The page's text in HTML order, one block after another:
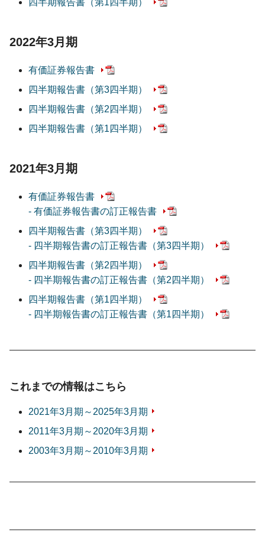
四半期報告書 （第1四半期）
2022年3月期
有価証券報告書
四半期報告書 （第3四半期）
四半期報告書 （第2四半期）
四半期報告書 （第1四半期）
2021年3月期
有価証券報告書
- 有価証券報告書の訂正報告書
四半期報告書 （第3四半期）
- 四半期報告書の訂正報告書 （第3四半期）
四半期報告書 （第2四半期）
- 四半期報告書の訂正報告書 （第2四半期）
四半期報告書 （第1四半期）
- 四半期報告書の訂正報告書 （第1四半期）
これまでの情報はこちら
2021年3月期～2025年3月期
2011年3月期～2020年3月期
2003年3月期～2010年3月期